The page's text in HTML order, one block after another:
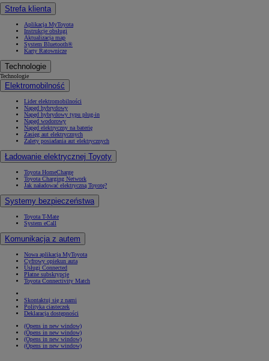
Strefa klienta
Aplikacja MyToyota
Instrukcje obsługi
Aktualizacja map
System Bluetooth®
Karty Ratownicze
Technologie
Technologie
Elektromobilność
Lider elektromobilności
Napęd hybrydowy
Napęd hybrydowy typu plug-in
Napęd wodorowy
Napęd elektryczny na baterię
Zasięg aut elektrycznych
Zalety posiadania aut elektrycznych
Ładowanie elektrycznej Toyoty
Toyota HomeCharge
Toyota Charging Network
Jak naładować elektryczną Toyotę?
Systemy bezpieczeństwa
Toyota T-Mate
System eCall
Komunikacja z autem
Nowa aplikacja MyToyota
Cyfrowy opiekun auta
Usługi Connected
Płatne subskrypcje
Toyota Connectivity Match
Skontaktuj się z nami
Polityka ciasteczek
Deklaracja dostępności
(Opens in new window)
(Opens in new window)
(Opens in new window)
(Opens in new window)